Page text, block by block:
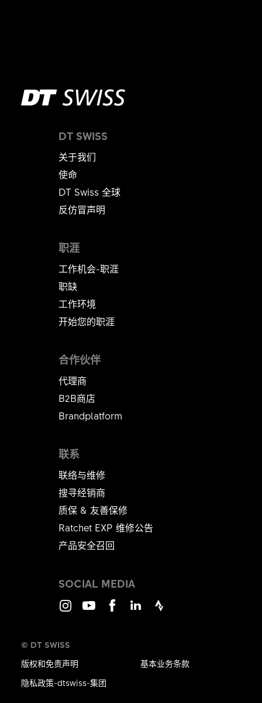
DT SWISS
关于我们
使命
DT Swiss 全球
反仿冒声明
职涯
工作机会-职涯
职缺
工作环境
开始您的职涯
联系
联络与维修
搜寻经销商
质保 & 友善保修
Ratchet EXP 维修公告​​​​​​​
产品安全召回
合作伙伴
代理商
B2B商店
Brandplatform
SOCIAL MEDIA
© DT SWISS
版权和免责声明
隐私政策-dtswiss-集团
基本业务条款